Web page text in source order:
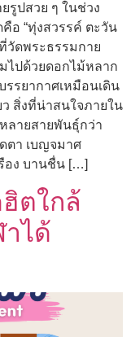
รูปสวย ๆ ในช่วง
อ “ทุ่งสวรรค์ ตะวัน
วัดพระธรรมกาย
ไปด้วยดอกไม้หลาก
รยากาศเหมือนเดิน
สิ่งที่น่าสนใจภายใน
ลายสายพันธุ์กว่า
ตา เบญจมาศ
อง บานชื่น […]
ตใกล้
ได้